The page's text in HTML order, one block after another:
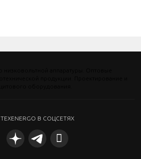
TEXENERGO В СОЦСЕТЯХ